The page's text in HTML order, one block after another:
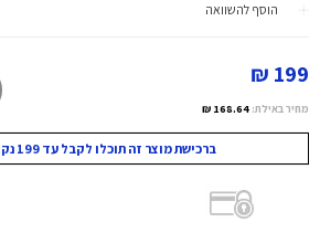
הוסף להשוואה
199 ₪
מחיר באילת: 168.64 ₪
ברכישת מוצר זה תוכלו לקבל עד 199 נקודות מועדון!